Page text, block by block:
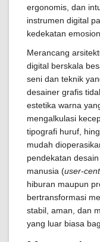
ergonomis, dan
instrumen digital
kedekatan
Merancang
digital berskala
seni dan teknik
desainer grafis
estetika warna
mengalkulasi
tipografi huruf,
mudah
pendekatan
manusia (user-
hiburan maupun
bertransformasi
stabil, aman, dan
yang luar biasa